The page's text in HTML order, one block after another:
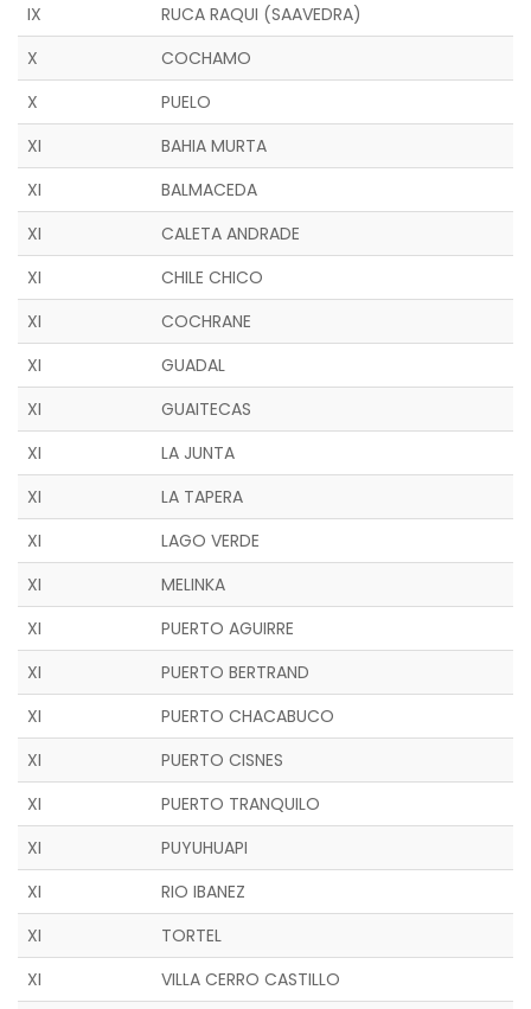
IX
RUCA RAQUI (SAAVEDRA)
X
COCHAMO
X
PUELO
XI
BAHIA MURTA
XI
BALMACEDA
XI
CALETA ANDRADE
XI
CHILE CHICO
XI
COCHRANE
XI
GUADAL
XI
GUAITECAS
XI
LA JUNTA
XI
LA TAPERA
XI
LAGO VERDE
XI
MELINKA
XI
PUERTO AGUIRRE
XI
PUERTO BERTRAND
XI
PUERTO CHACABUCO
XI
PUERTO CISNES
XI
PUERTO TRANQUILO
XI
PUYUHUAPI
XI
RIO IBANEZ
XI
TORTEL
XI
VILLA CERRO CASTILLO